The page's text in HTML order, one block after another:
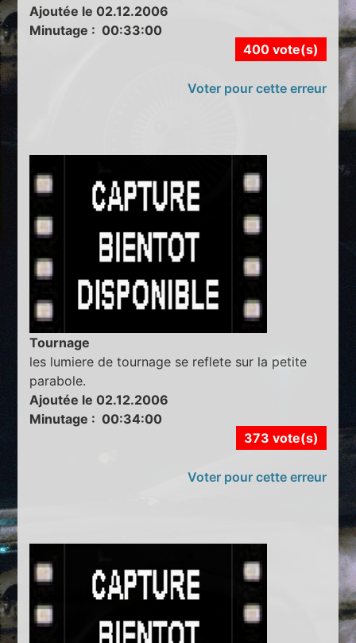
Ajoutée le 02.12.2006
Minutage : 00:33:00
400 vote(s)
Voter pour cette erreur
Tournage
les lumiere de tournage se reflete sur la petite
parabole.
Ajoutée le 02.12.2006
Minutage : 00:34:00
373 vote(s)
Voter pour cette erreur